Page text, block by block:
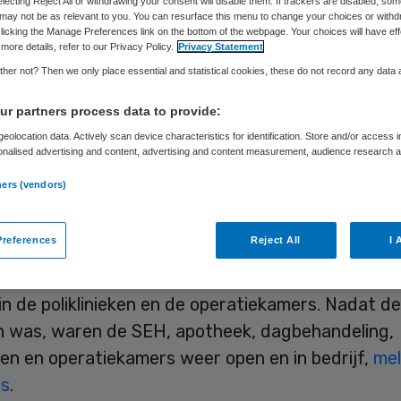
Skipr Redactie 15 november 2022,15:09 1631 keer gelezen
heeft de werkzaamheden in het St.
in Nieuwegein en Utrecht tijdelijk stilgelegd op
15 november.
die tot circa 13.00 uur duurde, waren de
de poliklinieken en de operatiekamers. Nadat
was, waren de SEH, apotheek, dagbehandeling,
en operatiekamers weer open en in bedrijf,
.
not be as relevant to you. You can resurface this menu to change your choices or
the Manage Preferences link on the bottom of the webpage. Your choices will have
details, refer to our Privacy Policy. Privacy Statement
not? Then we only place essential and statistical cookies, these do not record any data
partners process data to provide:
data. Actively scan device characteristics for identification. Store and/or access
advertising and content, advertising and content measurement, audience research
(vendors)
Reject All I